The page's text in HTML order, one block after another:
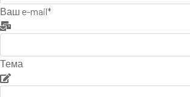
Ваш e-mail*
Тема